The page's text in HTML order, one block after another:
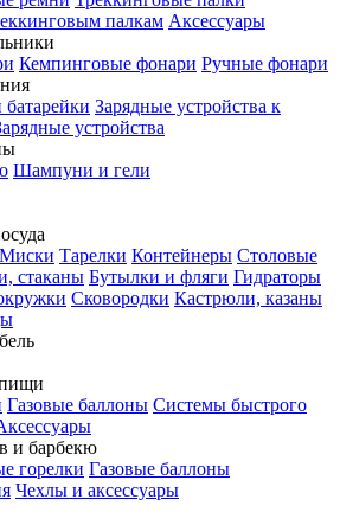
палкам Аксессуары
Кемпинговые фонари Ручные фонари
Зарядные устройства к
устройства
Шампуни и гели
Миски Тарелки Контейнеры Столовые
стаканы Бутылки и фляги Гидраторы
Сковородки Кастрюли, казаны
Газовые баллоны Системы быстрого
и барбекю
горелки Газовые баллоны
Чехлы и аксессуары